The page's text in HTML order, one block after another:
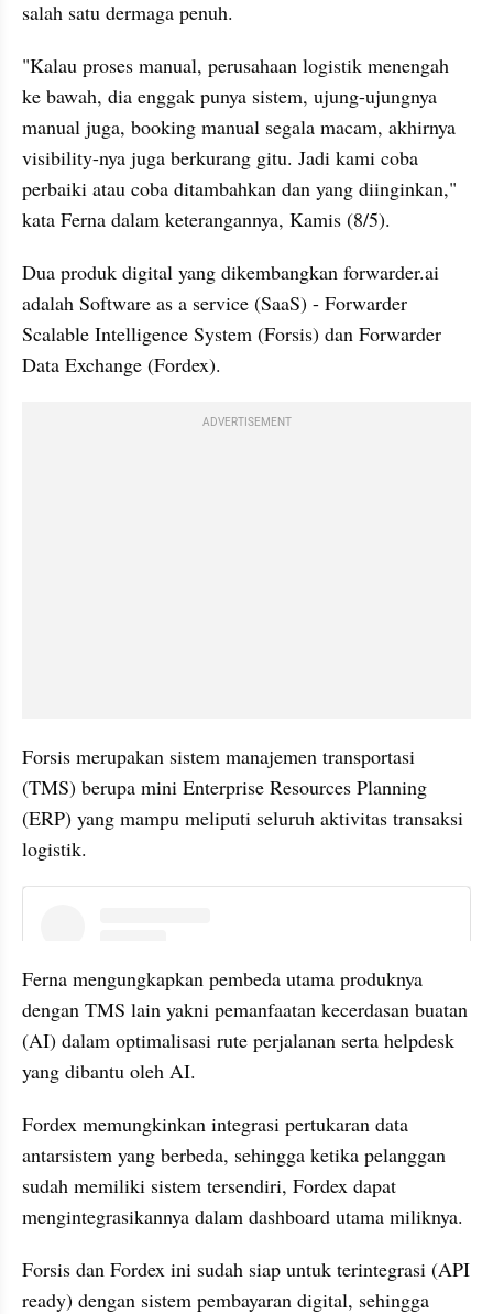
salah satu dermaga penuh.
"Kalau proses manual, perusahaan logistik menengah
ke bawah, dia enggak punya sistem, ujung-ujungnya
manual juga, booking manual segala macam, akhirnya
visibility-nya juga berkurang gitu. Jadi kami coba
perbaiki atau coba ditambahkan dan yang diinginkan,"
kata Ferna dalam keterangannya, Kamis (8/5).
Dua produk digital yang dikembangkan forwarder.ai
adalah Software as a service (SaaS) - Forwarder
Scalable Intelligence System (Forsis) dan Forwarder
Data Exchange (Fordex).
ADVERTISEMENT
Forsis merupakan sistem manajemen transportasi
(TMS) berupa mini Enterprise Resources Planning
(ERP) yang mampu meliputi seluruh aktivitas transaksi
logistik.
Ferna mengungkapkan pembeda utama produknya
dengan TMS lain yakni pemanfaatan kecerdasan buatan
(AI) dalam optimalisasi rute perjalanan serta helpdesk
yang dibantu oleh AI.
Fordex memungkinkan integrasi pertukaran data
antarsistem yang berbeda, sehingga ketika pelanggan
sudah memiliki sistem tersendiri, Fordex dapat
mengintegrasikannya dalam dashboard utama miliknya.
Forsis dan Fordex ini sudah siap untuk terintegrasi (API
ready) dengan sistem pembayaran digital, sehingga